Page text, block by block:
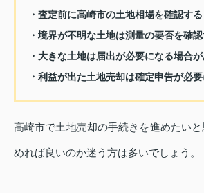
・査定前に高崎市の土地相場を確認する
・境界が不明な土地は測量の要否を確
・大きな土地は届出が必要になる場合
・利益が出た土地売却は確定申告が必
高崎市で土地売却の手続きを進めたい
めれば良いのか迷う方は多いでしょう。